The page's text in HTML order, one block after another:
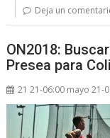
Deja un
ON2018:
Presea para
21 21-06:00 mayo 21-